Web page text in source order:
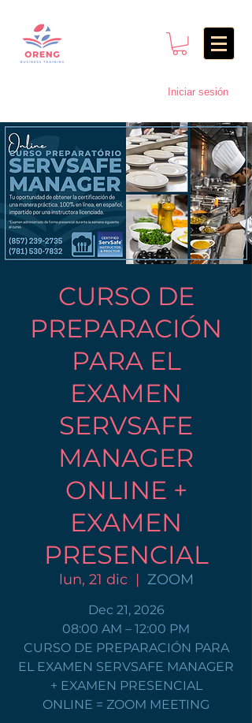
Iniciar sesión
CURSO DE
PREPARACIÓN
PARA EL
EXAMEN
SERVSAFE
MANAGER
ONLINE +
EXAMEN
PRESENCIAL
lun, 21 dic
  |
ZOOM
Dec 21, 2026
08:00 AM – 12:00 PM
CURSO DE PREPARACIÓN PARA
EL EXAMEN SERVSAFE MANAGER
+ EXAMEN PRESENCIAL
ONLINE = ZOOM MEETING